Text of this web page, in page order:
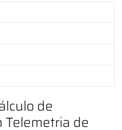
de
Telemetria de